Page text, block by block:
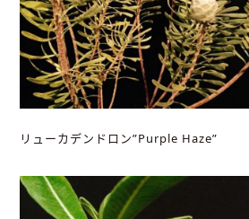
リューカデンドロン”Purple Haze”